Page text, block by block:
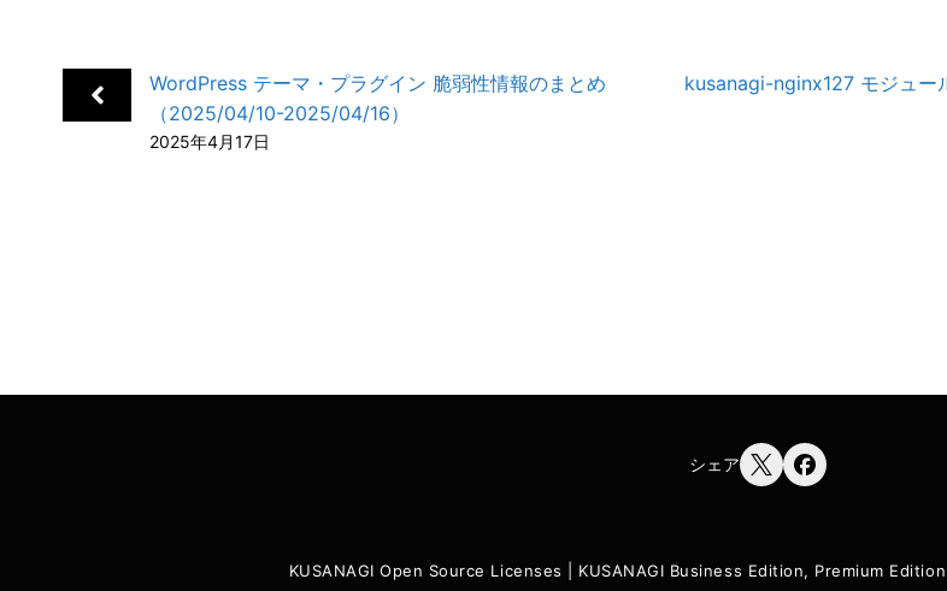
o
o
d
I
n
a
t
WordPress テーマ・プラグイン 脆弱性情報のまとめ
（2025/04/10-2025/04/16）
2025年4月17日
kusanagi-nginx127 モジュー
シェア
KUSANAGI Open Source Licenses KUSANAGI Business Edition, Premium